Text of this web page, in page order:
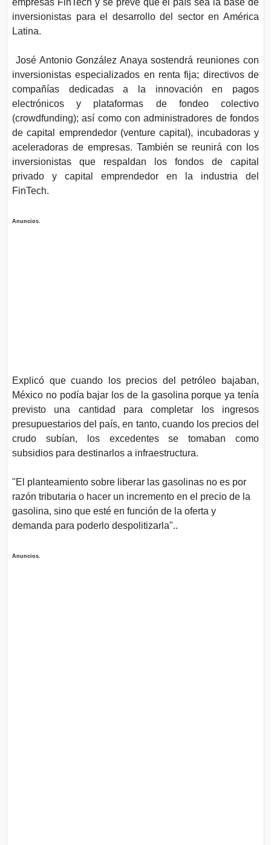
empresas FinTech y se prevé que el país sea la base de
inversionistas para el desarrollo del sector en América
Latina.
José Antonio González Anaya sostendrá reuniones con
inversionistas especializados en renta fija; directivos de
compañías dedicadas a la innovación en pagos
electrónicos y plataformas de fondeo colectivo
(crowdfunding); así como con administradores de fondos
de capital emprendedor (venture capital), incubadoras y
aceleradoras de empresas. También se reunirá con los
inversionistas que respaldan los fondos de capital
privado y capital emprendedor en la industria del
FinTech.
Anuncios.
Explicó que cuando los precios del petróleo bajaban,
México no podía bajar los de la gasolina porque ya tenía
previsto una cantidad para completar los ingresos
presupuestarios del país, en tanto, cuando los precios del
crudo subían, los excedentes se tomaban como
subsidios para destinarlos a infraestructura.
"El planteamiento sobre liberar las gasolinas no es por
razón tributaria o hacer un incremento en el precio de la
gasolina, sino que esté en función de la oferta y
demanda para poderlo despolitizarla"..
Anuncios.